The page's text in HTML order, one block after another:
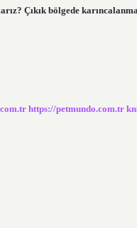
Çıkık bölgede
https://petmundo.com.tr